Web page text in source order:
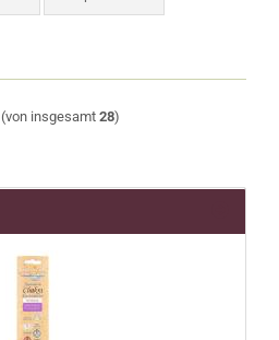
(von insgesamt 28)